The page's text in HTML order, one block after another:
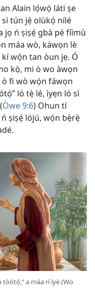
Alain lọ́wọ́ láti ṣe
tún jẹ́ olùkọ́ nílé
jọ ń ṣiṣẹ́ gbà pé fíìmù
máa wò, káwọn lè
wọ́n tan òun jẹ. Ó
kọ̀, mi ò wo àwọn
fi wò wọ́n fáwọn
ló tẹ̀ lé, ìyẹn ló sì
Òwe 9:6) Ohun tí
ṣiṣẹ́ lójú, wọ́n bẹ̀rẹ̀
a máa rí ìyè (Wo